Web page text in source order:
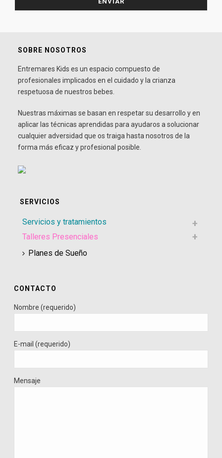
SOBRE NOSOTROS
Entremares Kids es un espacio compuesto de
profesionales implicados en el cuidado y la crianza
respetuosa de nuestros bebes.
Nuestras máximas se basan en respetar su desarrollo y en
aplicar las técnicas aprendidas para ayudaros a solucionar
cualquier adversidad que os traiga hasta nosotros de la
forma más eficaz y profesional posible.
SERVICIOS
Servicios y tratamientos
Talleres Presenciales
Planes de Sueño
CONTACTO
Nombre (requerido)
E-mail (requerido)
Mensaje